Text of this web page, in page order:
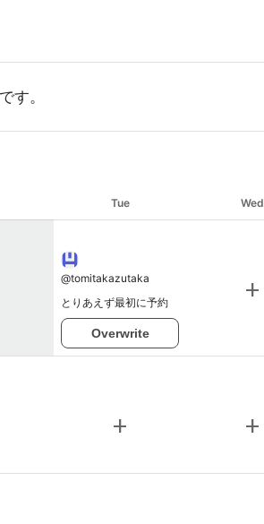
す。
Tue Wed
@tomitakazutaka
とりあえず最初に予約
Overwrite
add
add add